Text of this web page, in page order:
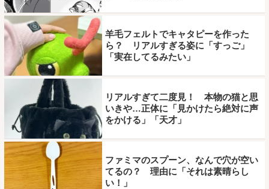
羊毛フェルトでキャタピーを作った
ら？ リアルすぎる姿に「すっご」
「実在してるみたい」
リアルすぎて二度見！ 本物の猫と思
いきや…正体に「見かけたら絶対に声
をかける」「天才」
ファミマのスプーン、なんで穴が空い
てるの？ 理由に「それは素晴らし
い！」